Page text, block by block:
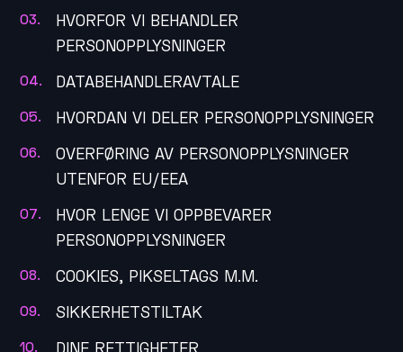
HVORFOR VI BEHANDLER
PERSONOPPLYSNINGER
DATABEHANDLERAVTALE
HVORDAN VI DELER PERSONOPPLYSNINGER
OVERFØRING AV PERSONOPPLYSNINGER
UTENFOR EU/EEA
HVOR LENGE VI OPPBEVARER
PERSONOPPLYSNINGER
COOKIES, PIKSELTAGS M.M.
SIKKERHETSTILTAK
DINE RETTIGHETER